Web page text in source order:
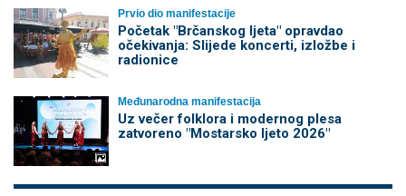
Prvio dio manifestacije
Početak "Brčanskog ljeta" opravdao
očekivanja: Slijede koncerti, izložbe i
radionice
Međunarodna manifestacija
Uz večer folklora i modernog plesa
zatvoreno "Mostarsko ljeto 2026"